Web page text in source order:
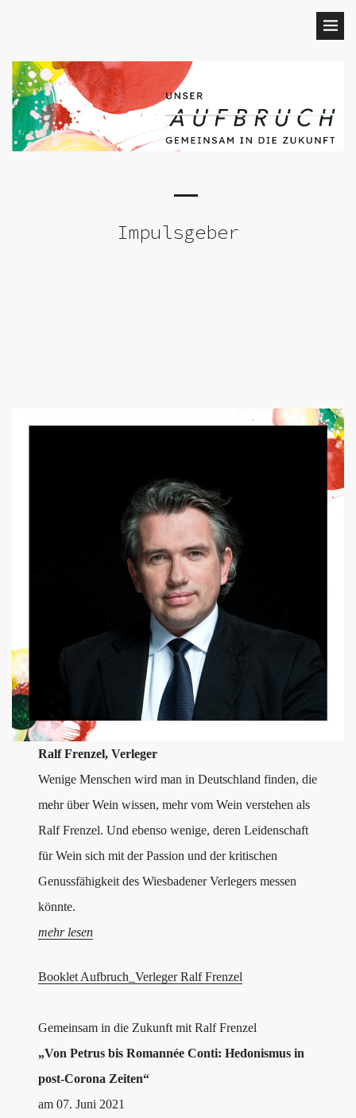
Impulsgeber
Ralf Frenzel, Verleger
Wenige Menschen wird man in Deutschland finden, die
mehr über Wein wissen, mehr vom Wein verstehen als
Ralf Frenzel. Und ebenso wenige, deren Leidenschaft
für Wein sich mit der Passion und der kritischen
Genussfähigkeit des Wiesbadener Verlegers messen
könnte.
mehr lesen
Booklet Aufbruch_Verleger Ralf Frenzel
Gemeinsam in die Zukunft mit Ralf Frenzel
„Von Petrus bis Romannée Conti: Hedonismus in
post-Corona Zeiten“
am 07. Juni 2021